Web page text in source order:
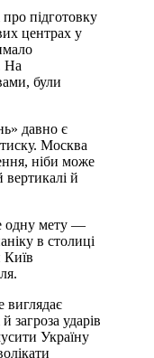
підготовку
центрах у
На
були
давно є
Москва
ніби може
вертикалі й
одну мету —
в столиці
Київ
виглядає
загроза ударів
Україну